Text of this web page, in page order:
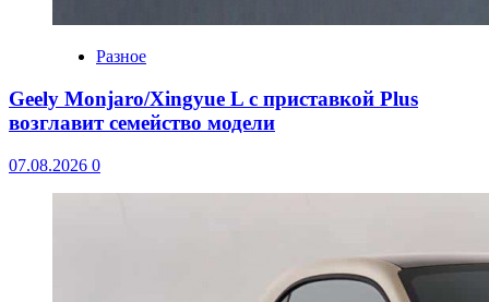
Разное
Geely Monjaro/Xingyue L с приставкой Plus
возглавит семейство модели
07.08.2026 0